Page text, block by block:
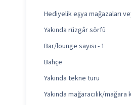
Hediyelik eşya mağazaları
Yakında rüzgâr sörfü
Bar/lounge sayısı - 1
Bahçe
Yakında tekne turu
Yakında mağaracılık/mağara